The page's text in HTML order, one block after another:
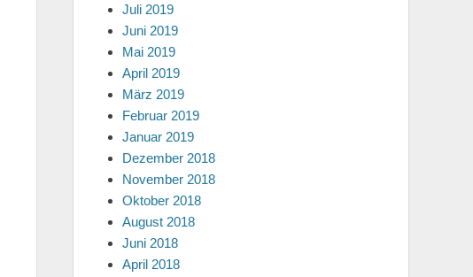
Juli 2019
Juni 2019
Mai 2019
April 2019
März 2019
Februar 2019
Januar 2019
Dezember 2018
November 2018
Oktober 2018
August 2018
Juni 2018
April 2018